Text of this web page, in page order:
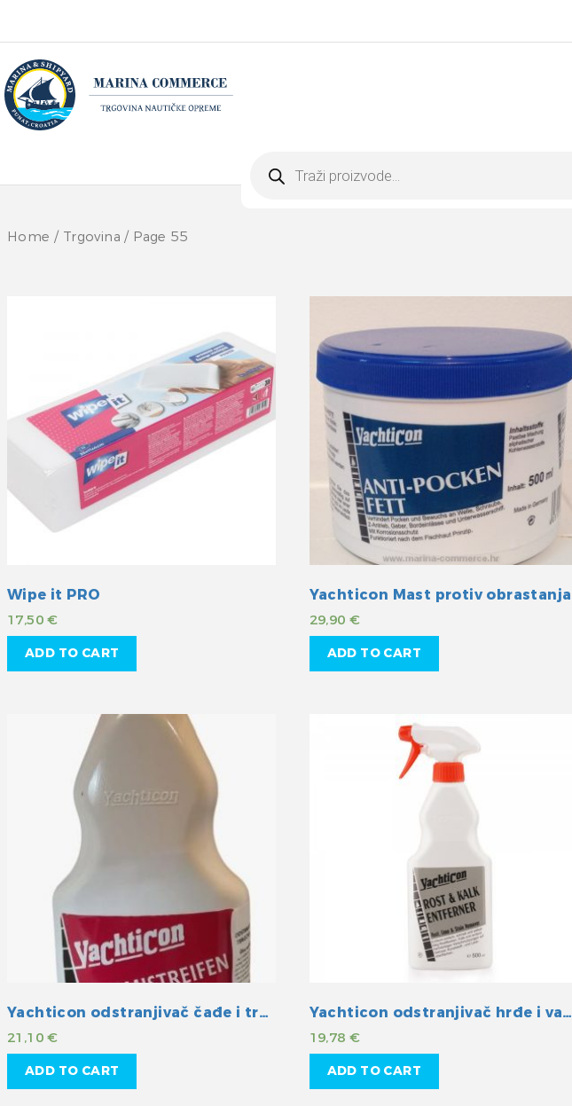
search
Home / Trgovina / Page 55
Wipe it PRO
17,50€
ADD TO CART
Yachticon Mast protiv obrastanja
29,90€
ADD TO CART
Yachticon odstranjivač čađe i tragova od guma
21,10€
ADD TO CART
Yachticon odstranjivač hrđe i vapnenca
19,78€
ADD TO CART